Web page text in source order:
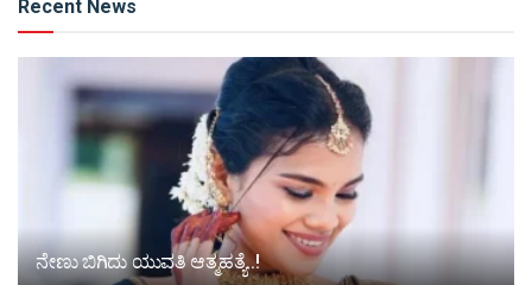
Recent News
ನೇಣು ಬಿಗಿದು ಯುವತಿ ಆತ್ಮಹತ್ಯೆ..!